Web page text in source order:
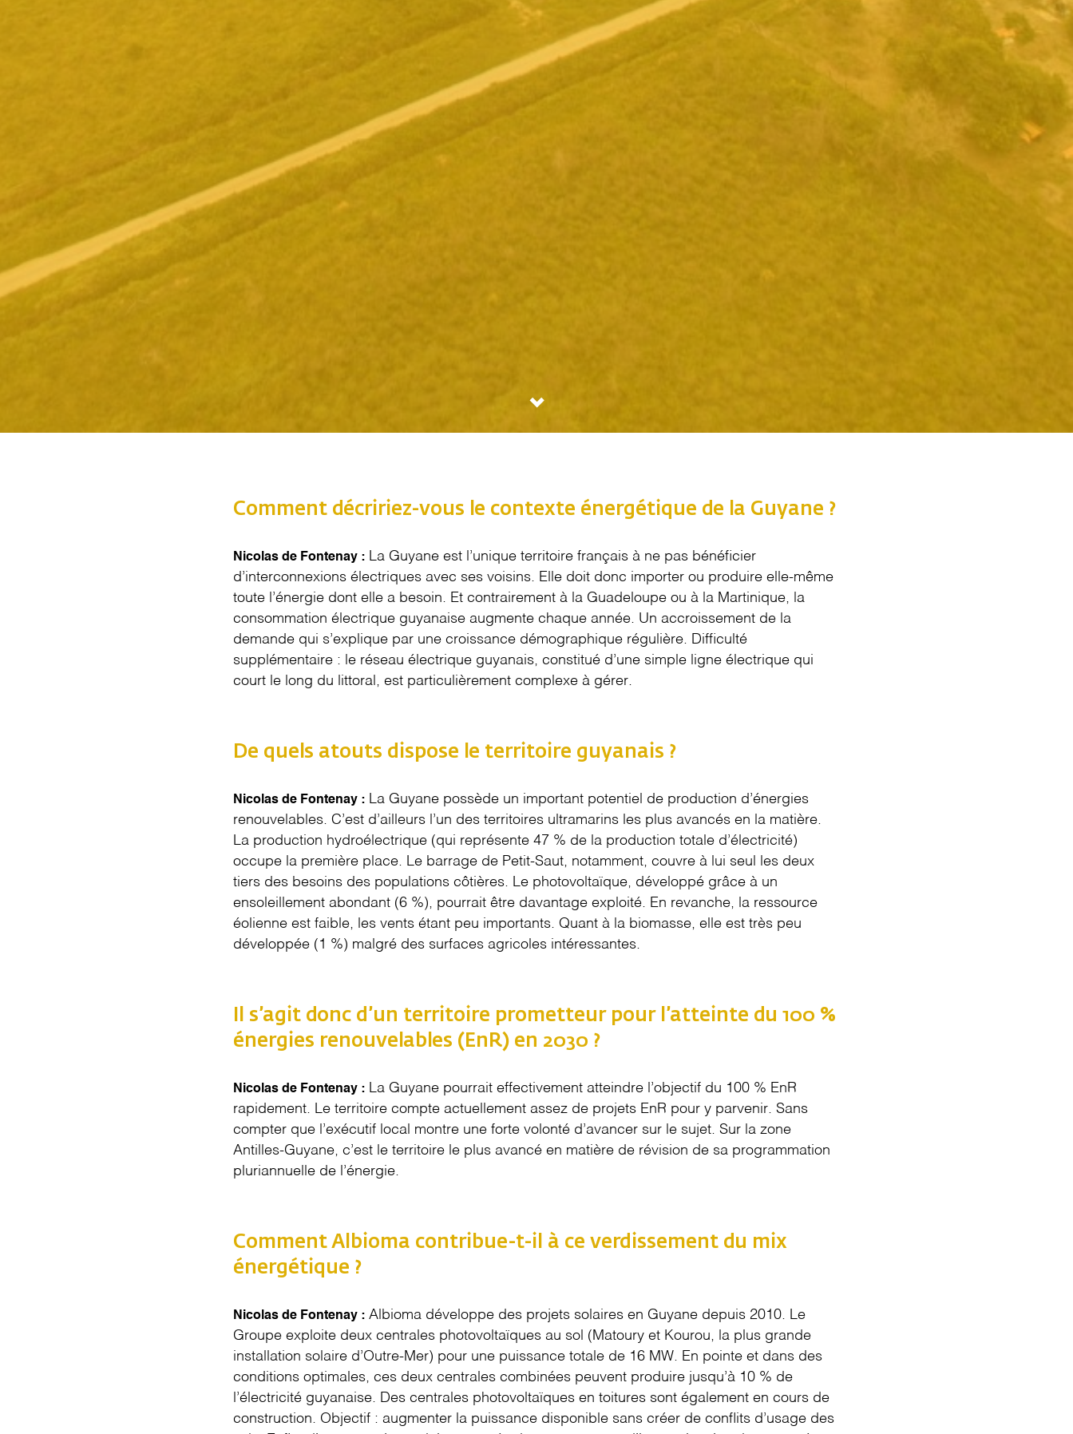
Comment décririez-vous le contexte énergétique de la Guyane ?
Nicolas de Fontenay : La Guyane est l’unique territoire français à ne pas bénéficier
d’interconnexions électriques avec ses voisins. Elle doit donc importer ou produire elle-même
toute l’énergie dont elle a besoin. Et contrairement à la Guadeloupe ou à la Martinique, la
consommation électrique guyanaise augmente chaque année. Un accroissement de la
demande qui s’explique par une croissance démographique régulière. Difficulté
supplémentaire : le réseau électrique guyanais, constitué d’une simple ligne électrique qui
court le long du littoral, est particulièrement complexe à gérer.
De quels atouts dispose le territoire guyanais ?
Nicolas de Fontenay : La Guyane possède un important potentiel de production d’énergies
renouvelables. C’est d’ailleurs l’un des territoires ultramarins les plus avancés en la matière.
La production hydroélectrique (qui représente 47 % de la production totale d’électricité)
occupe la première place. Le barrage de Petit-Saut, notamment, couvre à lui seul les deux
tiers des besoins des populations côtières. Le photovoltaïque, développé grâce à un
ensoleillement abondant (6 %), pourrait être davantage exploité. En revanche, la ressource
éolienne est faible, les vents étant peu importants. Quant à la biomasse, elle est très peu
développée (1 %) malgré des surfaces agricoles intéressantes.
Il s’agit donc d’un territoire prometteur pour l’atteinte du 100 %
énergies renouvelables (EnR) en 2030 ?
Nicolas de Fontenay : La Guyane pourrait effectivement atteindre l’objectif du 100 % EnR
rapidement. Le territoire compte actuellement assez de projets EnR pour y parvenir. Sans
compter que l’exécutif local montre une forte volonté d’avancer sur le sujet. Sur la zone
Antilles-Guyane, c’est le territoire le plus avancé en matière de révision de sa programmation
pluriannuelle de l’énergie.
Comment Albioma contribue-t-il à ce verdissement du mix
énergétique ?
Nicolas de Fontenay : Albioma développe des projets solaires en Guyane depuis 2010. Le
Groupe exploite deux centrales photovoltaïques au sol (Matoury et Kourou, la plus grande
installation solaire d’Outre-Mer) pour une puissance totale de 16 MW. En pointe et dans des
conditions optimales, ces deux centrales combinées peuvent produire jusqu’à 10 % de
l’électricité guyanaise. Des centrales photovoltaïques en toitures sont également en cours de
construction. Objectif : augmenter la puissance disponible sans créer de conflits d’usage des